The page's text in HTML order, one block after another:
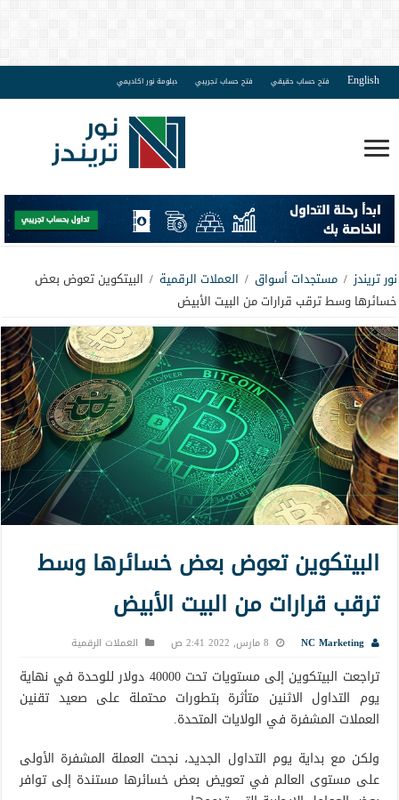
English فتح حساب حقيقي فتح حساب تجريبي دبلومة نور اكاديمي
نور تريندز / مستجدات أسواق / العملات الرقمية / البيتكوين تعوض بعض
خسائرها وسط ترقب قرارات من البيت الأبيض
البيتكوين تعوض بعض خسائرها وسط
ترقب قرارات من البيت الأبيض
NC Marketing 8 مارس, 2022 2:41 ص العملات الرقمية
تراجعت البيتكوين إلى مستويات تحت 40000 دولار للوحدة في نهاية
يوم التداول الاثنين متأثرة بتطورات محتملة على صعيد تقنين
العملات المشفرة في الولايات المتحدة.
ولكن مع بداية يوم التداول الجديد، نجحت العملة المشفرة الأولى
على مستوى العالم في تعويض بعض خسائرها مستندة إلى توافر